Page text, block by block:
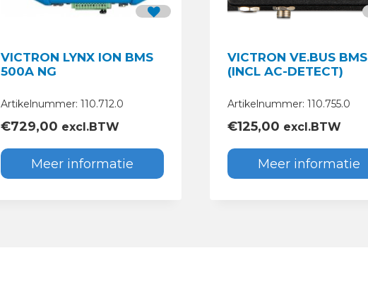
VICTRON LYNX ION BMS
500A NG
Artikelnummer: 110.712.0
€729,00 excl.BTW
Meer informatie
VICTRON VE.BUS BMS
(INCL AC-DETECT)
Artikelnummer: 110.755.0
€125,00 excl.BTW
Meer informatie